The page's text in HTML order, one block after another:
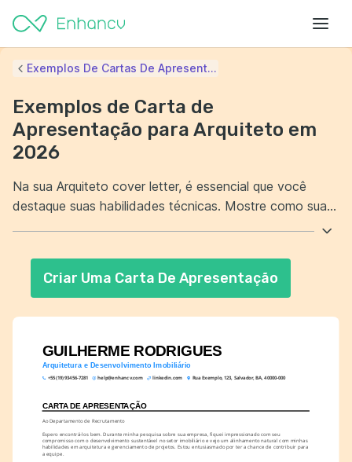
GUILHERME RODRIGUES
Arquitetura e Desenvolvimento Imobiliário
+55 (19) 93456-7281 help@enhancv.com linkedin.com Rua Exemplo, 123, Salvador, BA, 40000-000
CARTA DE APRESENTAÇÃO
Ao Departamento de Recrutamento
Espero encontrá-los bem. Durante minha pesquisa sobre sua empresa, fiquei impressionado com seu
compromisso com o desenvolvimento sustentável no setor imobiliário e vejo um alinhamento natural com minhas
habilidades em arquitetura e gerenciamento de projetos. Estou entusiasmado por ter a chance de contribuir para
a equipe.
Exemplos De Cartas De Apresent...
Exemplos de Carta de
Apresentação para Arquiteto em
2026
Na sua Arquiteto cover letter, é essencial que você
destaque suas habilidades técnicas. Mostre como suas
seu compromisso com a inovação e o design
sustentável. Deixe claro por que você é o candidato
organização.
Criar Uma Carta De Apresentação